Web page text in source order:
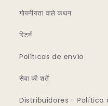
गोपनीयता वाले कथन
रिटर्न
Políticas de envío
सेवा की शर्तें
Distribuidores - Política